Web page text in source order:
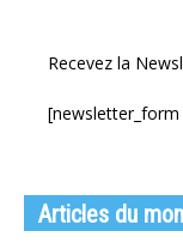
Recevez la
Articles du